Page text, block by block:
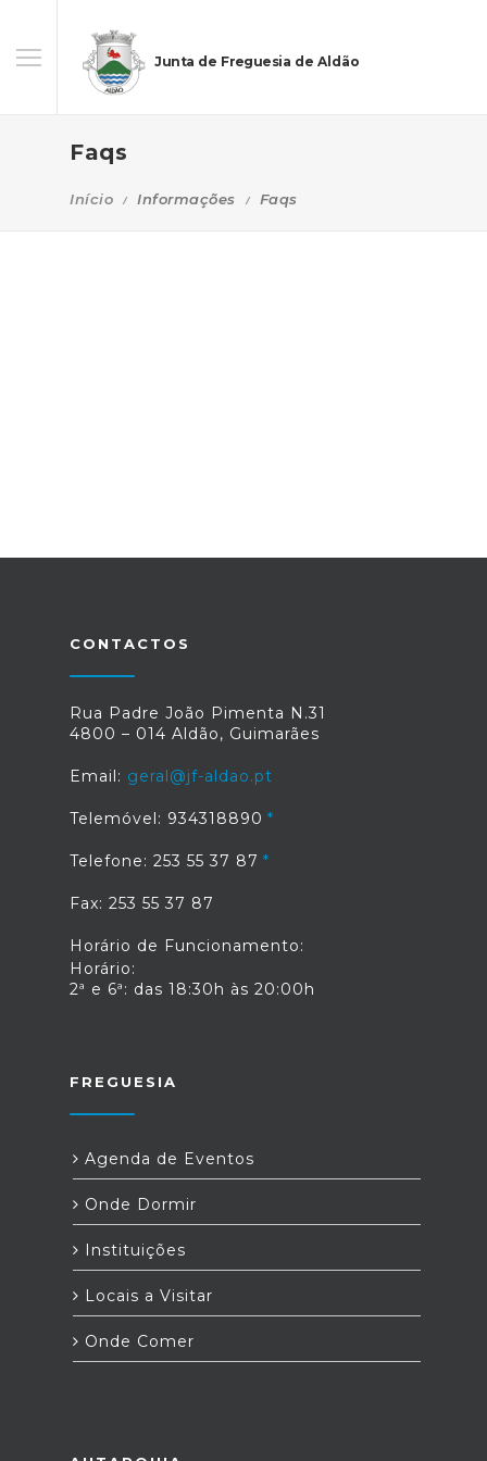
Junta de Freguesia de Aldão
Faqs
Início Informações Faqs
CONTACTOS
Rua Padre João Pimenta N.31
4800 – 014 Aldão, Guimarães
Email: geral@jf-aldao.pt
Telemóvel: 934318890
Telefone: 253 55 37 87
Fax: 253 55 37 87
Horário de Funcionamento:
Horário:
2ª e 6ª: das 18:30h às 20:00h
FREGUESIA
Agenda de Eventos
Onde Dormir
Instituições
Locais a Visitar
Onde Comer